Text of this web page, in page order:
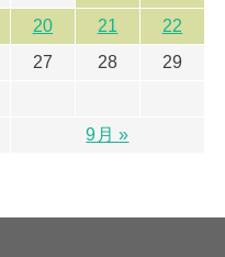
20 21
22
27 28
29
9月 »